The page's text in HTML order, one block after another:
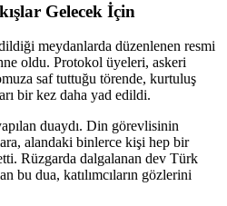
Gelecek İçin
meydanlarda düzenlenen resmi
oldu. Protokol üyeleri, askeri
saf tuttuğu törende, kurtuluş
bir kez daha yad edildi.
duaydı. Din görevlisinin
alandaki binlerce kişi hep bir
Rüzgarda dalgalanan dev Türk
bu dua, katılımcıların gözlerini